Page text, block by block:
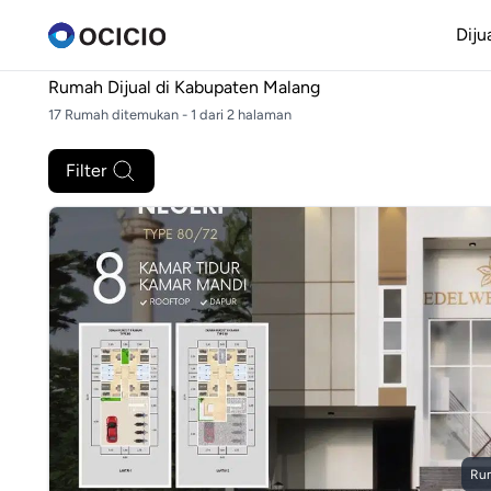
Rumah Dijual di Kabupaten Malang
17 Rumah ditemukan - 1 dari 2 halaman
Filter